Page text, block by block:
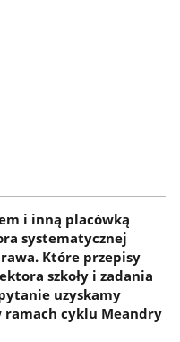
i inną placówką
systematycznej
Które przepisy
szkoły i zadania
uzyskamy
ramach cyklu Meandry